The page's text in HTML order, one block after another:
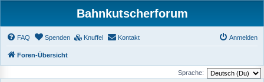
Bahnkutscherforum
FAQ Spenden Knuffel Kontakt Anmelden
Foren-Übersicht
Sprache: